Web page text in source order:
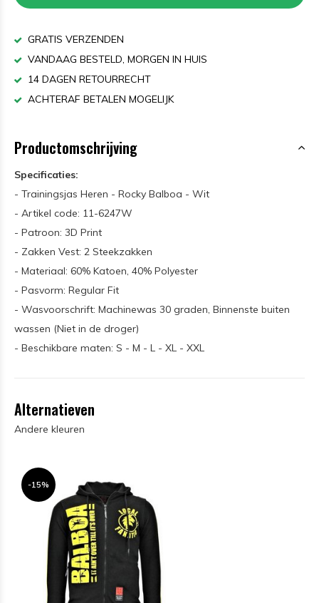
GRATIS VERZENDEN
VANDAAG BESTELD, MORGEN IN HUIS
14 DAGEN RETOURRECHT
ACHTERAF BETALEN MOGELIJK
Productomschrijving
Specificaties:
- Trainingsjas Heren - Rocky Balboa - Wit
- Artikel code: 11-6247W
- Patroon: 3D Print
- Zakken Vest: 2 Steekzakken
- Materiaal: 60% Katoen, 40% Polyester
- Pasvorm: Regular Fit
- Wasvoorschrift: Machinewas 30 graden, Binnenste buiten
wassen (Niet in de droger)
- Beschikbare maten: S - M - L - XL - XXL
Alternatieven
Andere kleuren
-15%